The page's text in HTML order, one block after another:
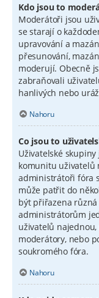
Kdo jsou to
Moderátoři jsou
se starají o
upravování a
přesunování,
moderují. Obecně
zabraňovali
hanlivých nebo
Nahoru
Co jsou to
Uživatelské
komunitu uživatelů
administrátoři fóra
může patřit do
být přiřazena
administrátorům
uživatelů
moderátory, nebo
soukromého fóra.
Nahoru